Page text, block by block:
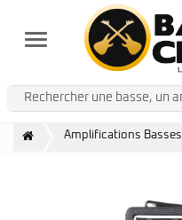
Menu
Amplifications Basses